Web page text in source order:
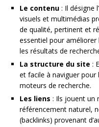
Le contenu : Il désigne
visuels et multimédias
de qualité, pertinent et
essentiel pour améliorer
les résultats de
La structure du site :
et facile à naviguer
moteurs de recherche.
Les liens : Ils jouent un
référencement naturel,
(backlinks) provenant